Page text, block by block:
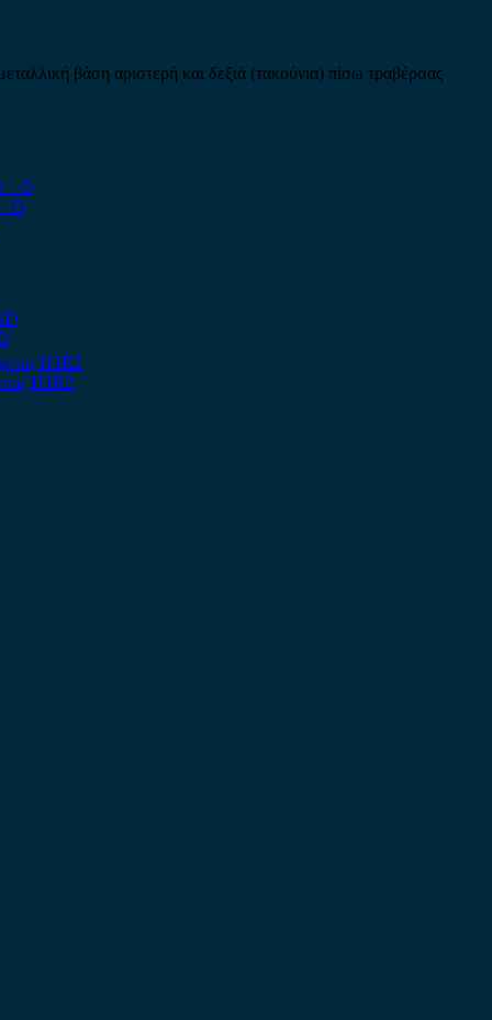
βάση αριστερή και δεξιά (τακούνια) πίσω τραβέρσας
Ο
H1R2